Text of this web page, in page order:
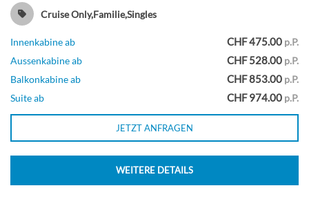
Cruise Only,Familie,Singles
Innenkabine ab CHF 475.00 p.P.
Aussenkabine ab
CHF 528.00 p.P.
Balkonkabine ab
CHF 853.00 p.P.
Suite ab
CHF 974.00 p.P.
JETZT ANFRAGEN
WEITERE DETAILS